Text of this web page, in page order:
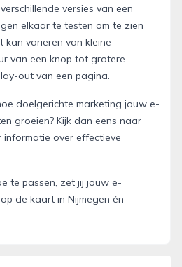
versies van een
elkaar te testen om te zien
kan variëren van kleine
van een knop tot grotere
out van een pagina.
doelgerichte marketing jouw e-
groeien? Kijk dan eens naar
informatie over effectieve
te passen, zet jij jouw e-
de kaart in Nijmegen én